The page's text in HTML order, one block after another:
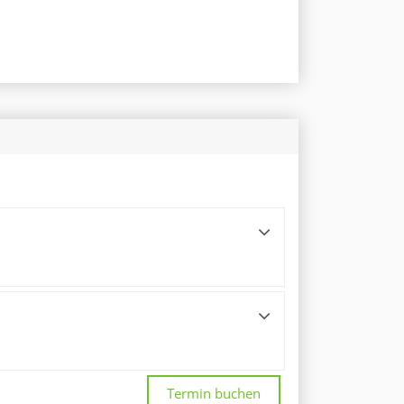
Termin buchen